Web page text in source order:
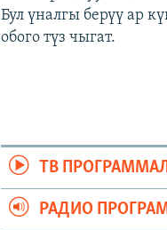
Бул үналгы берүү ар
обого түз чыгат.
ТВ
РАДИО